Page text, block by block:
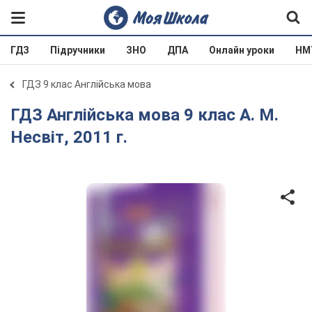
ГДЗ Підручники ЗНО ДПА Онлайн уроки
ГДЗ 9 клас Англійська мова
ГДЗ Англійська мова 9 клас А. М.
Несвіт, 2011 г.